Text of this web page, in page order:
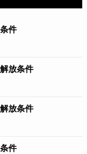
件
放条件
放条件
件